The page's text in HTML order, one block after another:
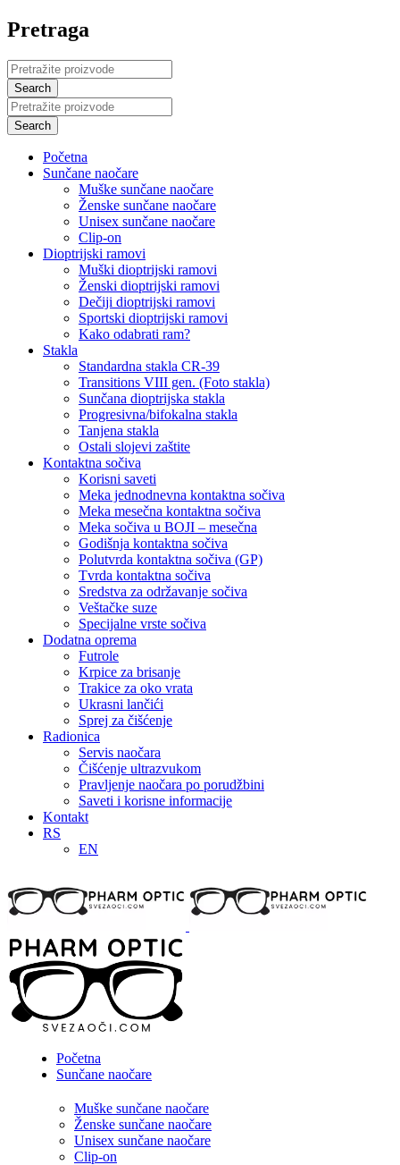
Pretraga
Početna
Sunčane naočare
Muške sunčane naočare
Ženske sunčane naočare
Unisex sunčane naočare
Clip-on
Dioptrijski ramovi
Muški dioptrijski ramovi
Ženski dioptrijski ramovi
Dečiji dioptrijski ramovi
Sportski dioptrijski ramovi
Kako odabrati ram?
Stakla
Standardna stakla CR-39
Transitions VIII gen. (Foto stakla)
Sunčana dioptrijska stakla
Progresivna/bifokalna stakla
Tanjena stakla
Ostali slojevi zaštite
Kontaktna sočiva
Korisni saveti
Meka jednodnevna kontaktna sočiva
Meka mesečna kontaktna sočiva
Meka sočiva u BOJI – mesečna
Godišnja kontaktna sočiva
Polutvrda kontaktna sočiva (GP)
Tvrda kontaktna sočiva
Sredstva za održavanje sočiva
Veštačke suze
Specijalne vrste sočiva
Dodatna oprema
Futrole
Krpice za brisanje
Trakice za oko vrata
Ukrasni lančići
Sprej za čišćenje
Radionica
Servis naočara
Čišćenje ultrazvukom
Pravljenje naočara po porudžbini
Saveti i korisne informacije
Kontakt
RS
EN
Početna
Sunčane naočare
Muške sunčane naočare
Ženske sunčane naočare
Unisex sunčane naočare
Clip-on